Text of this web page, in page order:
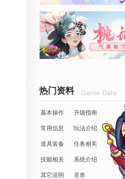
热门资料 Game Data
基本操作 升级指南
常用信息 玩法介绍
道具装备 任务相关
技能相关 系统介绍
其它说明 灵兽